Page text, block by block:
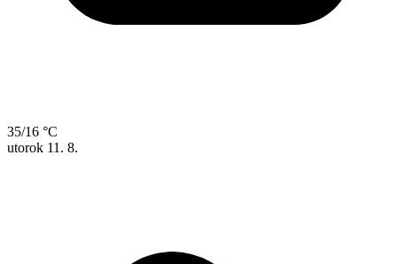
35/16 °C
utorok 11. 8.